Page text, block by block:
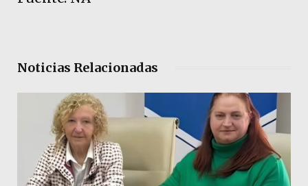
Noticias Relacionadas